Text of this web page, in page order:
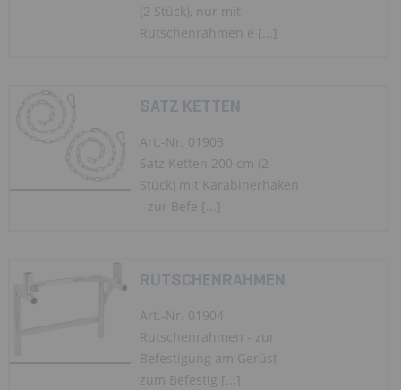
(2 Stück), nur mit
Rutschenrahmen e [...]
SATZ KETTEN
Art.-Nr. 01903
Satz Ketten 200 cm (2
Stück) mit Karabinerhaken
- zur Befe [...]
RUTSCHENRAHMEN
Art.-Nr. 01904
Rutschenrahmen - zur
Befestigung am Gerüst -
zum Befestig [...]